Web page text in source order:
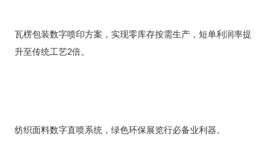
瓦楞包装数字喷印方案，实现零库存按需生产，短单利润率提
升至传统工艺2倍。
纺织面料数字直喷系统，绿色环保展览行必备业利器。